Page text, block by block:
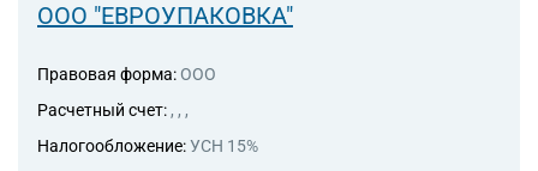
ООО "ЕВРОУПАКОВКА"
Правовая форма: ООО
Расчетный счет: , , ,
Налогообложение:УСН 15%